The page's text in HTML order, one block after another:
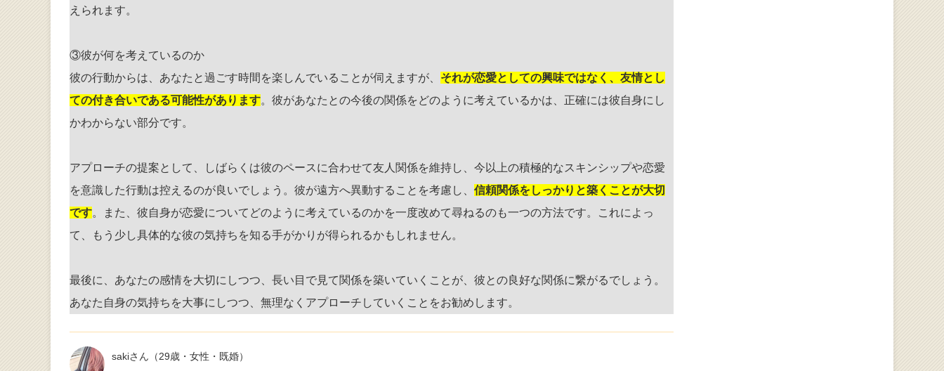
えられます。
③彼が何を考えているのか
彼の行動からは、あなたと過ごす時間を楽しんでいることが伺えますが、 それが恋愛としての興味ではなく、友情とし
ての付き合いである可能性があります。彼があなたとの今後の関係をどのように考えているかは、正確には彼自身にし
かわからない部分です。
アプローチの提案として、しばらくは彼のペースに合わせて友人関係を維持し、今以上の積極的なスキンシップや恋愛
を意識した行動は控えるのが良いでしょう。彼が遠方へ異動することを考慮し、 信頼関係をしっかりと築くことが大切
です。また、彼自身が恋愛についてどのように考えているのかを一度改めて尋ねるのも一つの方法です。これによっ
て、もう少し具体的な彼の気持ちを知る手がかりが得られるかもしれません。
最後に、あなたの感情を大切にしつつ、長い目で見て関係を築いていくことが、彼との良好な関係に繋がるでしょう。
あなた自身の気持ちを大事にしつつ、無理なくアプローチしていくことをお勧めします。
sakiさん （29歳・女性・既婚）